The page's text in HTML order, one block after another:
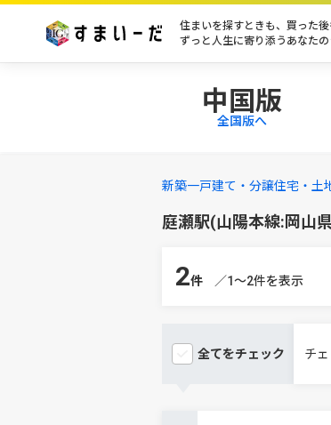
住まいを探すときも、買った後
ずっと人生に寄り添うあなたの
中国版
全国版へ
新築一戸建て・分譲住宅・土
庭瀬駅(山陽本線:岡山
2件 ／1～2件を表示
全てをチェック チ